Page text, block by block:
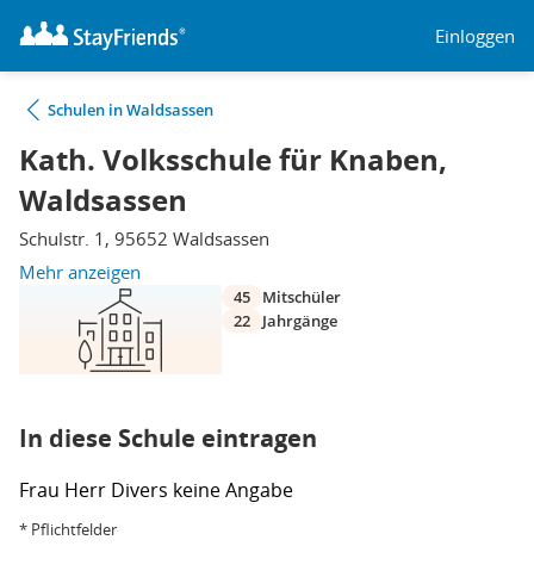
Einloggen
Schulen in Waldsassen
Kath. Volksschule für Knaben,
Waldsassen
Schulstr. 1, 95652 Waldsassen
Mehr anzeigen
45
Mitschüler
22
Jahrgänge
In diese Schule eintragen
Frau Herr Divers keine Angabe
* Pflichtfelder